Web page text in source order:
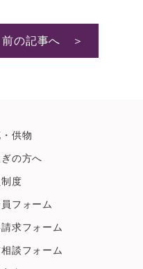
前の記事へ ＞
供物
の方へ
度
フォーム
求フォーム
談フォーム